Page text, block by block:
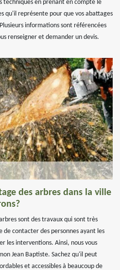
techniques en prenant en compte le
qu'il représente pour que vos abattages
informations sont référencées
renseigner et demander un devis.
des arbres dans la ville
sont des travaux qui sont très
de contacter des personnes ayant les
les interventions. Ainsi, nous vous
Jean Baptiste. Sachez qu'il peut
et accessibles à beaucoup de